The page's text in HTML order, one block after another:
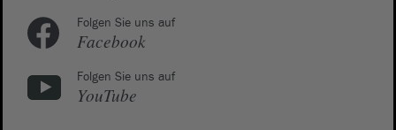
Folgen Sie uns auf
Facebook
Folgen Sie uns auf
YouTube